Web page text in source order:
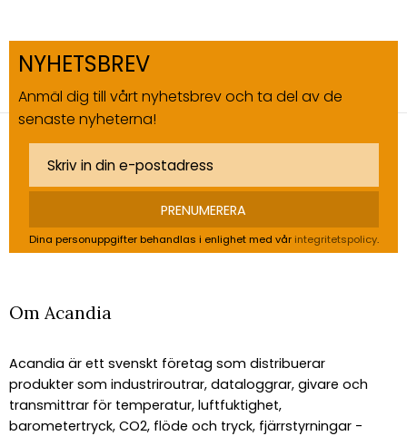
NYHETSBREV
Anmäl dig till vårt nyhetsbrev och ta del av de
senaste nyheterna!
PRENUMERERA
Dina personuppgifter behandlas i enlighet med vår integritetspolicy.
Om Acandia
Acandia är ett svenskt företag som distribuerar
produkter som industriroutrar, dataloggrar, givare och
transmittrar för temperatur, luftfuktighet,
barometertryck, CO2, flöde och tryck, fjärrstyrningar -